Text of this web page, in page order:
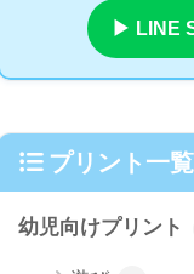
▶ LINE
プリント一覧
幼児向けプリント